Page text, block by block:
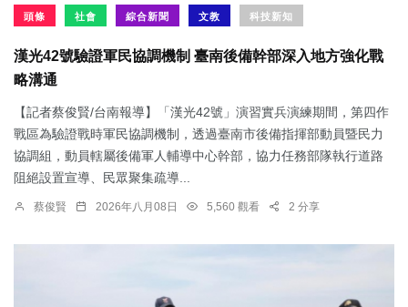
頭條 社會 綜合新聞 文教 科技新知
漢光42號驗證軍民協調機制 臺南後備幹部深入地方強化戰
略溝通
【記者蔡俊賢/台南報導】「漢光42號」演習實兵演練期間，第四作
戰區為驗證戰時軍民協調機制，透過臺南市後備指揮部動員暨民力
協調組，動員轄屬後備軍人輔導中心幹部，協力任務部隊執行道路
阻絕設置宣導、民眾聚集疏導...
蔡俊賢 2026年八月08日 5,560 觀看 2 分享